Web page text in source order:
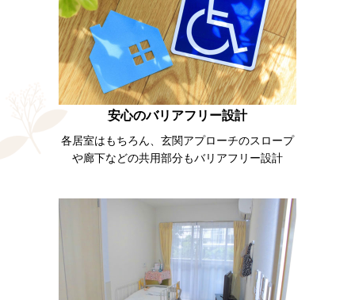
安心のバリアフリー設計
各居室はもちろん、玄関アプローチのスロープ
や廊下などの共用部分もバリアフリー設計